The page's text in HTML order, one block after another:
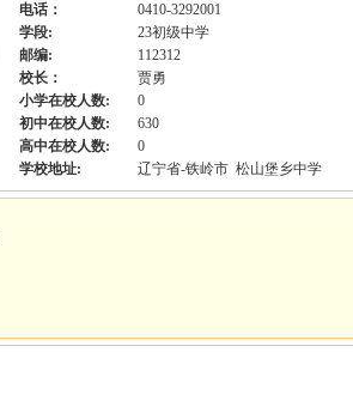
电话：
0410-3292001
学段:
23初级中学
邮编:
112312
校长：
贾勇
小学在校人数:
0
初中在校人数:
630
高中在校人数:
0
学校地址:
辽宁省-铁岭市 松山堡乡中学